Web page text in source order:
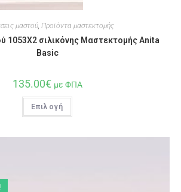
μαστού, Προϊόντα μαστεκτομής
1053X2 σιλικόνης Μαστεκτομής Anita
Basic
135.00€ με ΦΠΑ
Επιλογή